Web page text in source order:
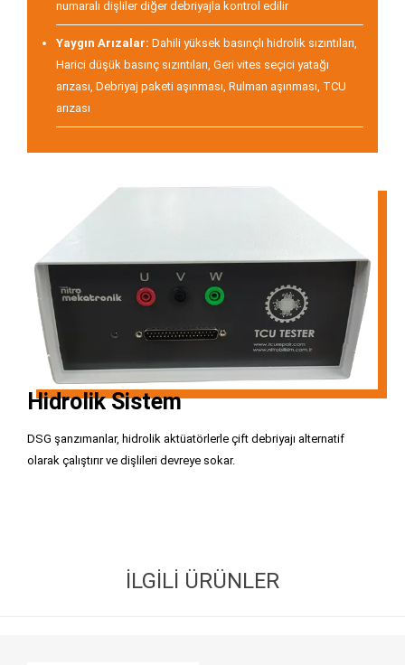
numaralı dişliler diğer debriyajla kontrol edilir
Yaygın Arızalar: Dahili yüksek basınçlı hidrolik sızıntıları,
Harici düşük basınç sızıntıları, Geri vites seçici yatağı
arızası, Debriyaj paketi aşınması, Rulman aşınması, TCU
arızası
Hidrolik Sistem
DSG şanzımanlar, hidrolik aktüatörlerle çift debriyajı alternatif
olarak çalıştırır ve dişlileri devreye sokar.
İLGILI ÜRÜNLER